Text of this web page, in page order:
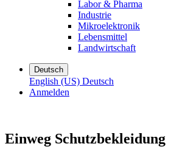
Labor & Pharma
Industrie
Mikroelektronik
Lebensmittel
Landwirtschaft
Deutsch
English (US) Deutsch
Anmelden
Einweg Schutzbekleidung